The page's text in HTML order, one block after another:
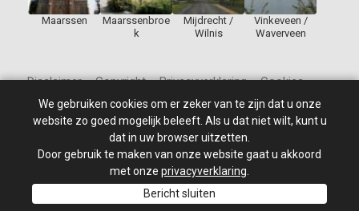
Maarssen
Maarssenbroe
k
Mijdrecht /
Wilnis
Vinkeveen /
Waverveen
Disclaimer – Copyright – Privacyverklaring – Cookies
© 2010 - 2026 St Jan de Doper – Alle rechten voorbehouden.
Site ontwikkeld door: PixelBroeder - Website realisatie door
MKSHOP
We gebruiken cookies om er zeker van te zijn dat u onze
website zo goed mogelijk beleeft. Als u dat niet wilt, kunt u
dat in uw browser uitzetten.
Door gebruik te maken van onze website gaat u akkoord
met onze privacyverklaring
Bericht sluiten